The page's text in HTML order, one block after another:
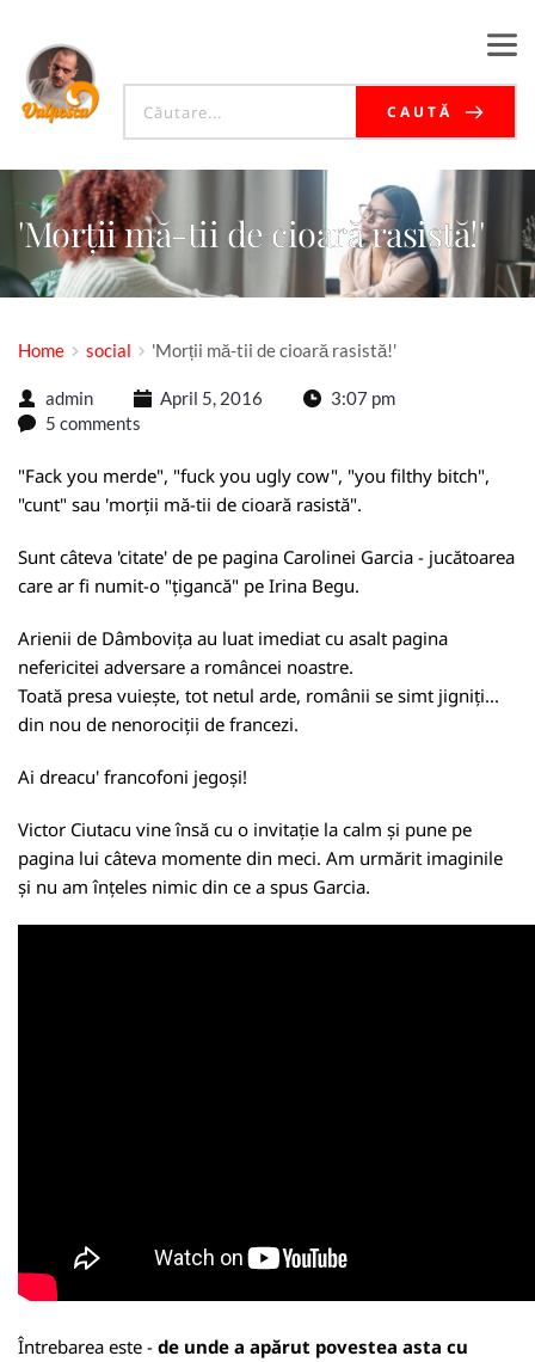
CAUTĂ
'Morții mă-tii de cioară rasistă!'
Home social 'Morții mă-tii de cioară rasistă!'
admin April 5, 2016
3:07 pm
5 comments
"Fack you merde", "fuck you ugly cow", "you filthy bitch",
"cunt" sau 'morții mă-tii de cioară rasistă".
Sunt câteva 'citate' de pe pagina Carolinei Garcia - jucătoarea
care ar fi numit-o "țigancă" pe Irina Begu.
Arienii de Dâmbovița au luat imediat cu asalt pagina
nefericitei adversare a româncei noastre.
Toată presa vuiește, tot netul arde, românii se simt jigniți...
din nou de nenorociții de francezi.
Ai dreacu' francofoni jegoși!
Victor Ciutacu vine însă cu o invitație la calm și pune pe
pagina lui câteva momente din meci. Am urmărit imaginile
și nu am înțeles nimic din ce a spus Garcia.
Întrebarea este - de unde a apărut povestea asta cu